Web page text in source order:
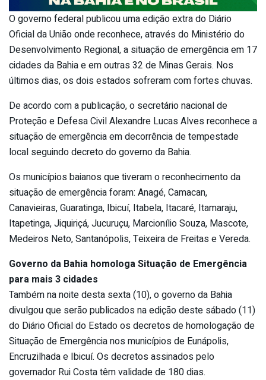
O governo federal publicou uma edição extra do Diário
Oficial da União onde reconhece, através do Ministério do
Desenvolvimento Regional, a situação de emergência em 17
cidades da Bahia e em outras 32 de Minas Gerais. Nos
últimos dias, os dois estados sofreram com fortes chuvas.
De acordo com a publicação, o secretário nacional de
Proteção e Defesa Civil Alexandre Lucas Alves reconhece a
situação de emergência em decorrência de tempestade
local seguindo decreto do governo da Bahia.
Os municípios baianos que tiveram o reconhecimento da
situação de emergência foram: Anagé, Camacan,
Canavieiras, Guaratinga, Ibicuí, Itabela, Itacaré, Itamaraju,
Itapetinga, Jiquiriçá, Jucuruçu, Marcionílio Souza, Mascote,
Medeiros Neto, Santanópolis, Teixeira de Freitas e Vereda.
Governo da Bahia homologa Situação de Emergência
para mais 3 cidades
Também na noite desta sexta (10), o governo da Bahia
divulgou que serão publicados na edição deste sábado (11)
do Diário Oficial do Estado os decretos de homologação de
Situação de Emergência nos municípios de Eunápolis,
Encruzilhada e Ibicuí. Os decretos assinados pelo
governador Rui Costa têm validade de 180 dias.